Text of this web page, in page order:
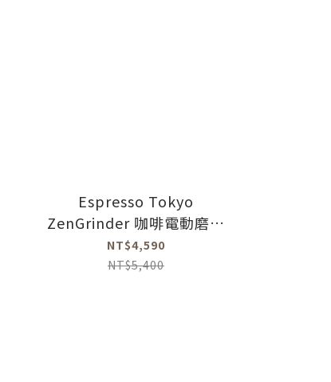
Espresso Tokyo
ZenGrinder 咖啡電動磨豆
機
NT$4,590
NT$5,400